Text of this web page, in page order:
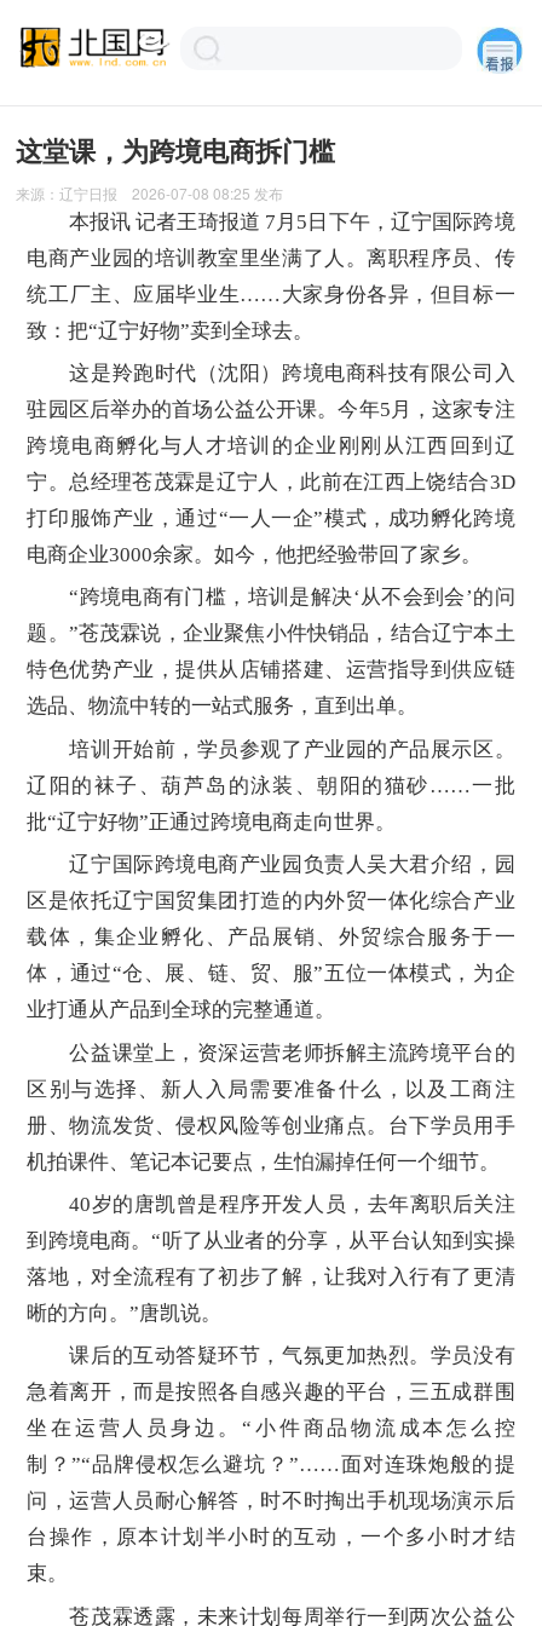
这堂课，为跨境电商拆门槛
来源：辽宁日报 2026-07-08 08:25 发布
本报讯 记者王琦报道 7月5日下午，辽宁国际跨境
电商产业园的培训教室里坐满了人。离职程序员、传
统工厂主、应届毕业生……大家身份各异，但目标一
致：把“辽宁好物”卖到全球去。
这是羚跑时代（沈阳）跨境电商科技有限公司入
驻园区后举办的首场公益公开课。今年5月，这家专注
跨境电商孵化与人才培训的企业刚刚从江西回到辽
宁。总经理苍茂霖是辽宁人，此前在江西上饶结合3D
打印服饰产业，通过“一人一企”模式，成功孵化跨境
电商企业3000余家。如今，他把经验带回了家乡。
“跨境电商有门槛，培训是解决‘从不会到会’的问
题。”苍茂霖说，企业聚焦小件快销品，结合辽宁本土
特色优势产业，提供从店铺搭建、运营指导到供应链
选品、物流中转的一站式服务，直到出单。
培训开始前，学员参观了产业园的产品展示区。
辽阳的袜子、葫芦岛的泳装、朝阳的猫砂……一批
批“辽宁好物”正通过跨境电商走向世界。
辽宁国际跨境电商产业园负责人吴大君介绍，园
区是依托辽宁国贸集团打造的内外贸一体化综合产业
载体，集企业孵化、产品展销、外贸综合服务于一
体，通过“仓、展、链、贸、服”五位一体模式，为企
业打通从产品到全球的完整通道。
公益课堂上，资深运营老师拆解主流跨境平台的
区别与选择、新人入局需要准备什么，以及工商注
册、物流发货、侵权风险等创业痛点。台下学员用手
机拍课件、笔记本记要点，生怕漏掉任何一个细节。
40岁的唐凯曾是程序开发人员，去年离职后关注
到跨境电商。“听了从业者的分享，从平台认知到实操
落地，对全流程有了初步了解，让我对入行有了更清
晰的方向。”唐凯说。
课后的互动答疑环节，气氛更加热烈。学员没有
急着离开，而是按照各自感兴趣的平台，三五成群围
坐在运营人员身边。“小件商品物流成本怎么控
制？”“品牌侵权怎么避坑？”……面对连珠炮般的提
问，运营人员耐心解答，时不时掏出手机现场演示后
台操作，原本计划半小时的互动，一个多小时才结
束。
苍茂霖透露，未来计划每周举行一到两次公益公